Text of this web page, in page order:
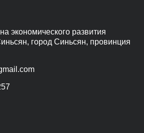
экономического развития
город Синьсян, провинция